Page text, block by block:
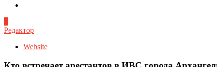
Редактор
Website